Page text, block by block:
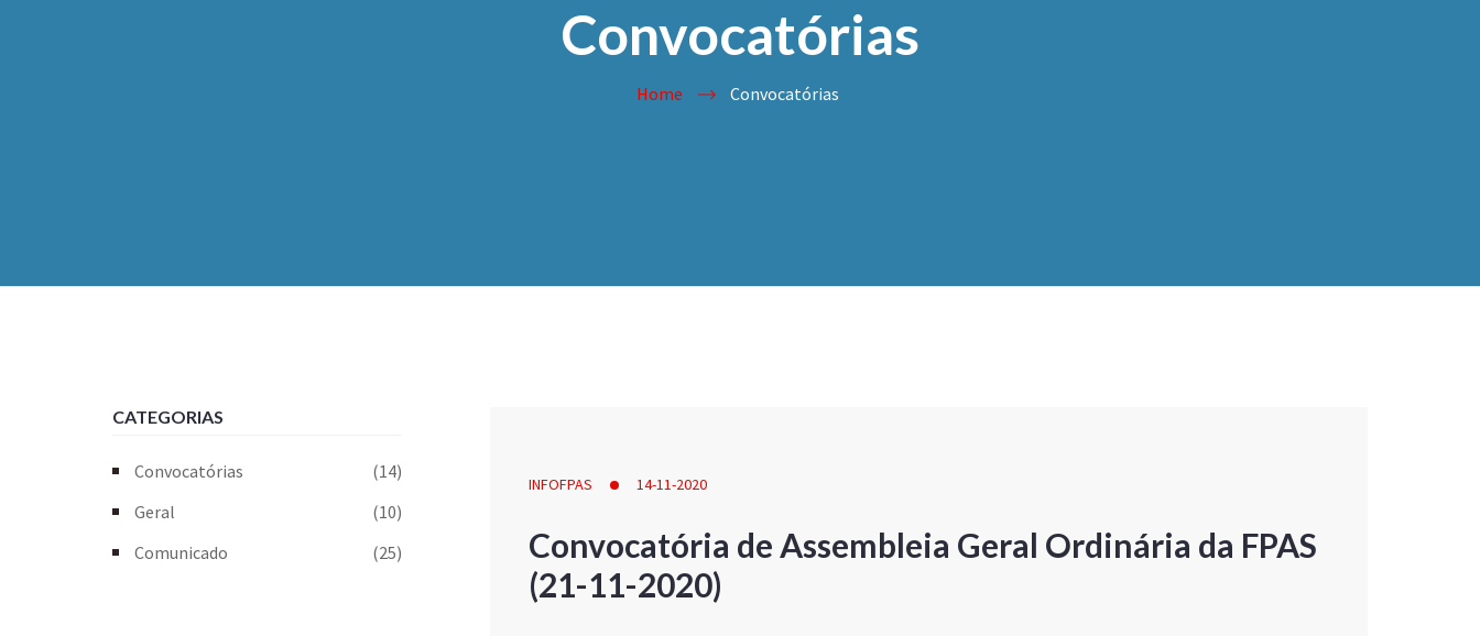
Convocatórias
Home Convocatórias
INFOFPAS 14-11-2020
Convocatória de Assembleia Geral Ordinária da FPAS
(21-11-2020)
CATEGORIAS
Convocatórias
(14)
Geral
(10)
Comunicado
(25)